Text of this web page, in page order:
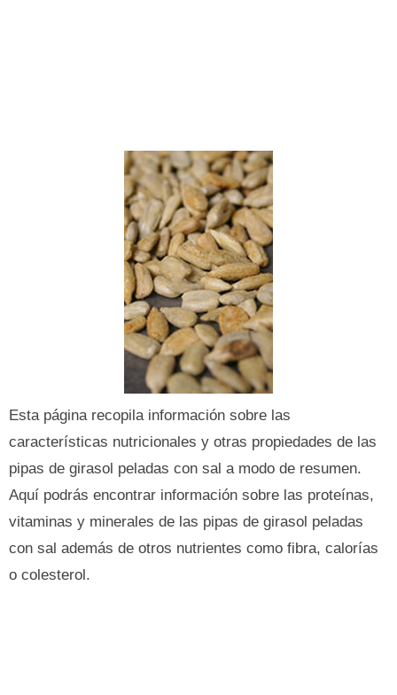
Esta página recopila información sobre las
características nutricionales y otras propiedades de las
pipas de girasol peladas con sal a modo de resumen.
Aquí podrás encontrar información sobre las proteínas,
vitaminas y minerales de las pipas de girasol peladas
con sal además de otros nutrientes como fibra, calorías
o colesterol.